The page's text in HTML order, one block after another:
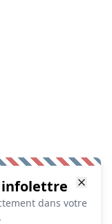
infolettre
dans votre